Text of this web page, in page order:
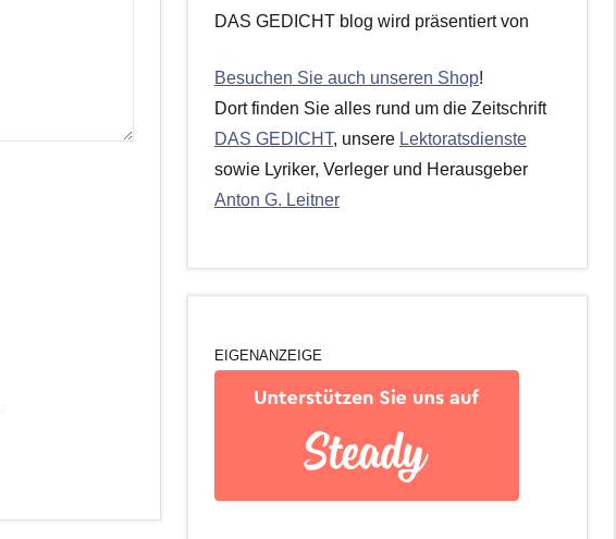
DAS GEDICHT blog wird präsentiert von
Besuchen Sie auch unseren Shop!
Dort finden Sie alles rund um die Zeitschrift
DAS GEDICHT, unsere Lektoratsdienste
sowie Lyriker, Verleger und Herausgeber
Anton G. Leitner
EIGENANZEIGE